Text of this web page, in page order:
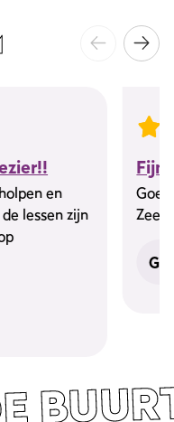
en
lessen zijn
Zeer
GK